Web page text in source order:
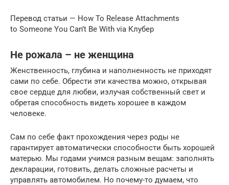
Перевод статьи — How To Release Attachments
to Someone You Can’t Be With via Клубер
Не рожала – не женщина
Женственность, глубина и наполненность не приходят
сами по себе. Обрести эти качества можно, открывая
свое сердце для любви, излучая собственный свет и
обретая способность видеть хорошее в каждом
человеке.
Сам по себе факт прохождения через роды не
гарантирует автоматически способности быть хорошей
матерью. Мы годами учимся разным вещам: заполнять
декларации, готовить, делать сложные расчеты и
управлять автомобилем. Но почему-то думаем, что